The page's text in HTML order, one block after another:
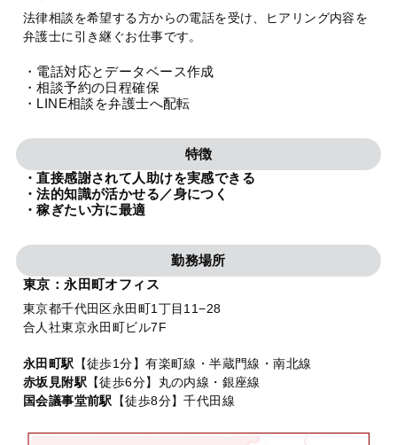
法律相談を希望する方からの電話を受け、ヒアリング内容を
弁護士に引き継ぐお仕事です。
・電話対応とデータベース作成
・相談予約の日程確保
・LINE相談を弁護士へ配転
特徴
・直接感謝されて人助けを実感できる
・法的知識が活かせる／身につく
・稼ぎたい方に最適
勤務場所
東京：永田町オフィス
東京都千代田区永田町1丁目11−28
合人社東京永田町ビル7F
永田町駅 【徒歩1分】有楽町線・半蔵門線・南北線
赤坂見附駅 【徒歩6分】丸の内線・銀座線
国会議事堂前駅
【徒歩8分】千代田線
特設サイト
相談先情報サイト
プライバシーポリシー 利用規約 内部通報
TikTok受賞